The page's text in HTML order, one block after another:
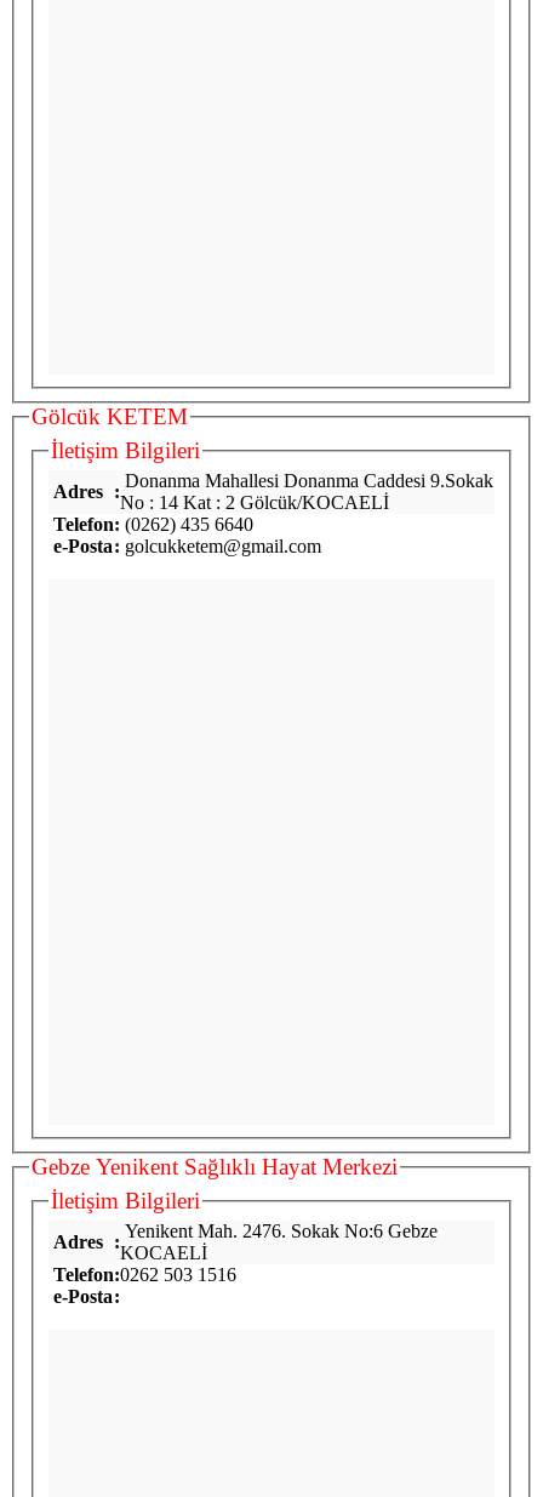
Gölcük KETEM
İletişim Bilgileri
Adres :
Donanma Mahallesi Donanma Caddesi 9.Sokak
No : 14 Kat : 2 Gölcük/KOCAELİ
Telefon: (0262) 435 6640
e-Posta: golcukketem@gmail.com
Gebze Yenikent Sağlıklı Hayat Merkezi
İletişim Bilgileri
Adres :
Yenikent Mah. 2476. Sokak No:6 Gebze
KOCAELİ
Telefon:0262 503 1516
e-Posta: